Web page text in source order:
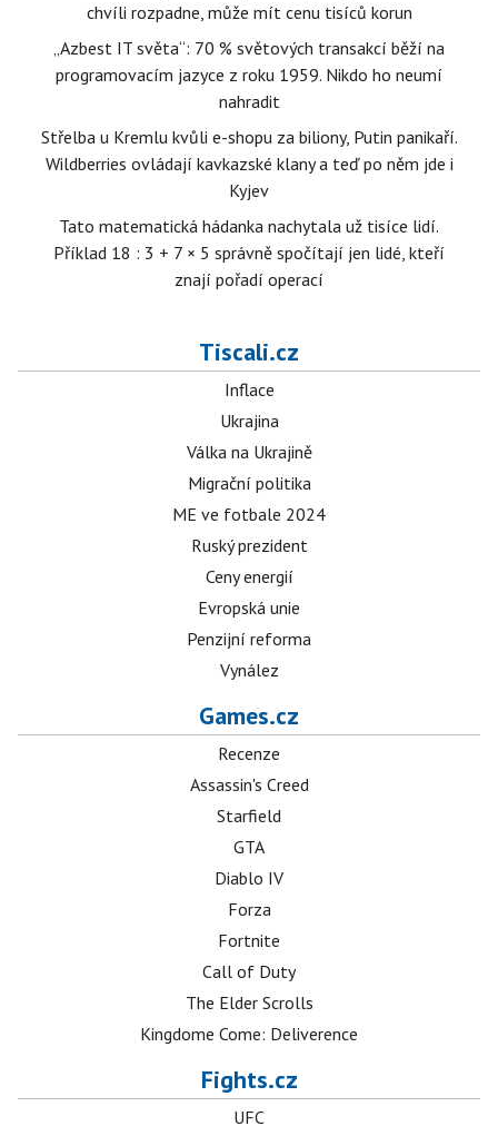
chvíli rozpadne, může mít cenu tisíců korun
„Azbest IT světa“: 70 % světových transakcí běží na
programovacím jazyce z roku 1959. Nikdo ho neumí
nahradit
Střelba u Kremlu kvůli e-shopu za biliony, Putin panikaří.
Wildberries ovládají kavkazské klany a teď po něm jde i
Kyjev
Tato matematická hádanka nachytala už tisíce lidí.
Příklad 18 : 3 + 7 × 5 správně spočítají jen lidé, kteří
znají pořadí operací
Tiscali.cz
Inflace
Ukrajina
Válka na Ukrajině
Migrační politika
ME ve fotbale 2024
Ruský prezident
Ceny energií
Evropská unie
Penzijní reforma
Vynález
Games.cz
Recenze
Assassin's Creed
Starfield
GTA
Diablo IV
Forza
Fortnite
Call of Duty
The Elder Scrolls
Kingdome Come: Deliverence
Fights.cz
UFC